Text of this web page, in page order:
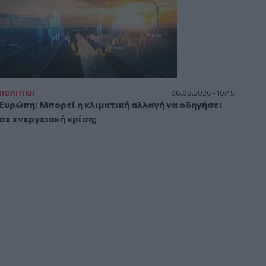
06.08.2026 - 10:45
Μπορεί η κλιματική αλλαγή να οδηγήσει
ενεργειακή κρίση;